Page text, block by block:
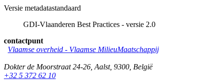
Versie metadatastandaard
GDI-Vlaanderen Best Practices - versie 2.0
contactpunt
Vlaamse overheid - Vlaamse MilieuMaatschappij
Dokter de Moorstraat 24-26 Aalst, 9300 België
+32 5 372 62 10